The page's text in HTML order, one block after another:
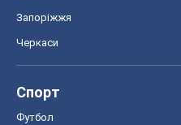
Запоріжжя
Черкаси
Спорт
Футбол